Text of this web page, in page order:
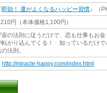
即効！ 運がよくなるハッピー習慣』（
円（本体価格1,100円）
宙の法則に従うだけで、恋も仕事もお
転がり込んでくる！ 知っているだけで
法則。
http://miracle-happy.com/index.html